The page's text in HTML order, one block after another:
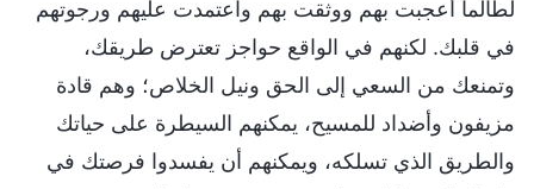
لطالما أعجبت بهم ووثقت بهم واعتمدت عليهم ورجوتهم
في قلبك. لكنهم في الواقع حواجز تعترض طريقك،
وتمنعك من السعي إلى الحق ونيل الخلاص؛ وهم قادة
مزيفون وأضداد للمسيح، يمكنهم السيطرة على حياتك
والطريق الذي تسلكه، ويمكنهم أن يفسدوا فرصتك في